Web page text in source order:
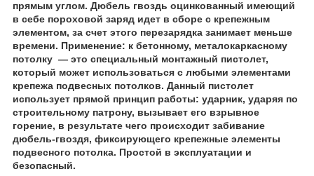
прямым углом. Дюбель гвоздь оцинкованный имеющий
в себе пороховой заряд идет в сборе с крепежным
элементом, за счет этого перезарядка занимает меньше
времени. Применение: к бетонному, металокаркасному
потолку — это специальный монтажный пистолет,
который может использоваться с любыми элементами
крепежа подвесных потолков. Данный пистолет
использует прямой принцип работы: ударник, ударяя по
строительному патрону, вызывает его взрывное
горение, в результате чего происходит забивание
дюбель-гвоздя, фиксирующего крепежные элементы
подвесного потолка. Простой в эксплуатации и
безопасный.